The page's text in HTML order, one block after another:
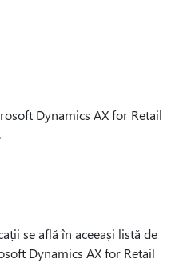
Dynamics AX for Retail
se află în aceeași listă de
Dynamics AX for Retail